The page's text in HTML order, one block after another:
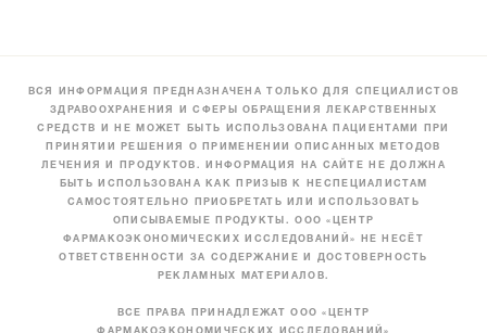
ВСЯ ИНФОРМАЦИЯ ПРЕДНАЗНАЧЕНА ТОЛЬКО ДЛЯ СПЕЦИАЛИСТОВ
ЗДРАВООХРАНЕНИЯ И СФЕРЫ ОБРАЩЕНИЯ ЛЕКАРСТВЕННЫХ
СРЕДСТВ И НЕ МОЖЕТ БЫТЬ ИСПОЛЬЗОВАНА ПАЦИЕНТАМИ ПРИ
ПРИНЯТИИ РЕШЕНИЯ О ПРИМЕНЕНИИ ОПИСАННЫХ МЕТОДОВ
ЛЕЧЕНИЯ И ПРОДУКТОВ. ИНФОРМАЦИЯ НА САЙТЕ НЕ ДОЛЖНА
БЫТЬ ИСПОЛЬЗОВАНА КАК ПРИЗЫВ К НЕСПЕЦИАЛИСТАМ
САМОСТОЯТЕЛЬНО ПРИОБРЕТАТЬ ИЛИ ИСПОЛЬЗОВАТЬ
ОПИСЫВАЕМЫЕ ПРОДУКТЫ. ООО «ЦЕНТР
ФАРМАКОЭКОНОМИЧЕСКИХ ИССЛЕДОВАНИЙ» НЕ НЕСЁТ
ОТВЕТСТВЕННОСТИ ЗА СОДЕРЖАНИЕ И ДОСТОВЕРНОСТЬ
РЕКЛАМНЫХ МАТЕРИАЛОВ.
ВСЕ ПРАВА ПРИНАДЛЕЖАТ ООО «ЦЕНТР